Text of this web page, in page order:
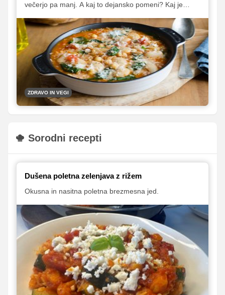
večerjo pa manj. A kaj to dejansko pomeni? Kaj je
Za pojasnilo smo prosili prehransko strokovnjakinjo
Karlo Klander, ki nam je dala tudi nekaj predlogov
jesenskih zdravih obrokov.
ZDRAVO IN VEGI
Sorodni recepti
Dušena poletna zelenjava z rižem
Okusna in nasitna poletna brezmesna jed.